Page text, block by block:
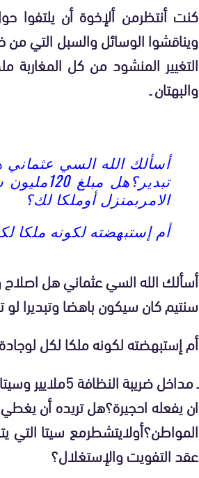
كنت أنتظرمن ألإخوة أن يلتفوا
ويناقشوا الوسائل والسبل التي
التغيير المنشود من كل المغاربة
والبهتان ـ
أسألك الله السي عثماني
الامربمنزل أوملكا لك؟
أم إستبهضته لكونه ملكا
سنتيم كان سيكون باهضا وتبديرا لو
أم إستبهضته لكونه ملكا لكل
ان يفعله احجيرة؟هل تريده أن
المواطن؟أولايتشطرمع سيتا
عقد التفويت والإستغلال؟